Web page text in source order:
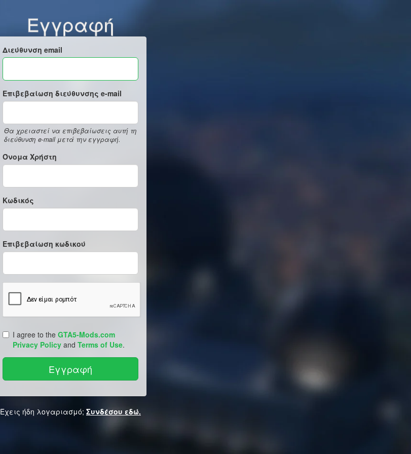
Εγγραφή
Διεύθυνση email
Επιβεβαίωση διεύθυνσης e-mail
Θα χρειαστεί να επιβεβαίωσεις αυτή τη
διεύθυνση e-mail μετά την εγγραφή.
Όνομα Χρήστη
Κωδικός
Επιβεβαίωση κωδικού
I agree to the GTA5-Mods.com
Privacy Policy and Terms of Use.
Έχεις ήδη λογαριασμό; Συνδέσου εδώ.